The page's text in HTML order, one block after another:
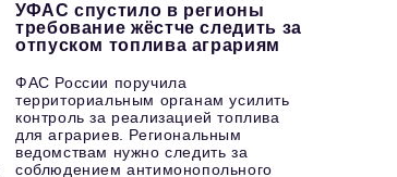
УФАС спустило в регионы
требование жёстче следить за
отпуском топлива аграриям
ФАС России поручила
территориальным органам усилить
контроль за реализацией топлива
для аграриев. Региональным
ведомствам нужно следить за
соблюдением антимонопольного